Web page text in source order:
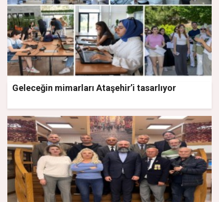
Geleceğin mimarları Ataşehir’i tasarlıyor